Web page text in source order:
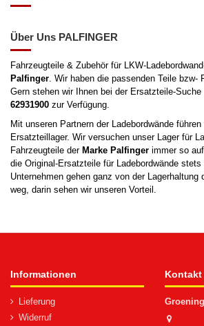
Über Uns PALFINGER
Fahrzeugteile & Zubehör für LKW-
Palfinger . Wir haben die passenden Teile bzw-
Gern stehen wir Ihnen bei der Ersatzteile-
62931900 zur Verfügung.
Mit unseren Partnern der Ladebordwände
Ersatzteillager. Wir versuchen unser Lager für
Fahrzeugteile der Marke Palfinger immer so
die Original-Ersatzteile für Ladebordwände
Unternehmen gehen ganz von der Lagerhaltung
weg, darin sehen wir unseren Vorteil.
Informationen
Lieferung
Widerruf
Kontakt